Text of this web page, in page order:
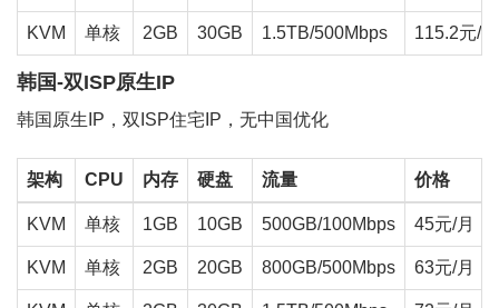
KVM 单核 2GB 30GB 1.5TB/500Mbps 115.2元/月
韩国-双ISP原生IP
韩国原生IP，双ISP住宅IP，无中国优化
架构 CPU 内存 硬盘 流量 价格
KVM 单核 1GB 10GB 500GB/100Mbps 45元/月
KVM 单核 2GB 20GB 800GB/500Mbps 63元/月